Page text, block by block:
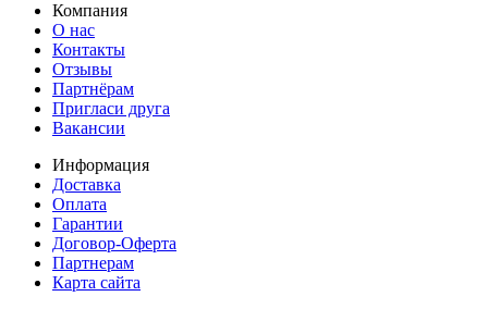
Компания
О нас
Контакты
Отзывы
Партнёрам
Пригласи друга
Вакансии
Информация
Доставка
Оплата
Гарантии
Договор-Оферта
Партнерам
Карта сайта